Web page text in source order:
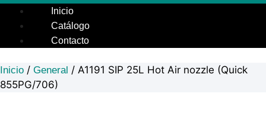
Inicio
Catálogo
Contacto
Inicio / General / A1191 SIP 25L Hot Air nozzle (Quick
855PG/706)